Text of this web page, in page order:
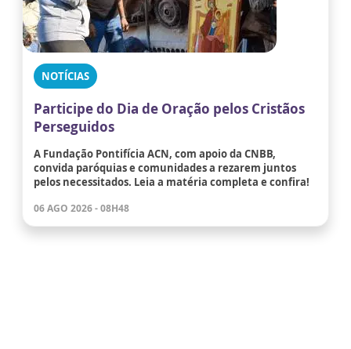
NOTÍCIAS
Participe do Dia de Oração pelos Cristãos
Perseguidos
A Fundação Pontifícia ACN, com apoio da CNBB,
convida paróquias e comunidades a rezarem juntos
pelos necessitados. Leia a matéria completa e confira!
06 AGO 2026 - 08H48